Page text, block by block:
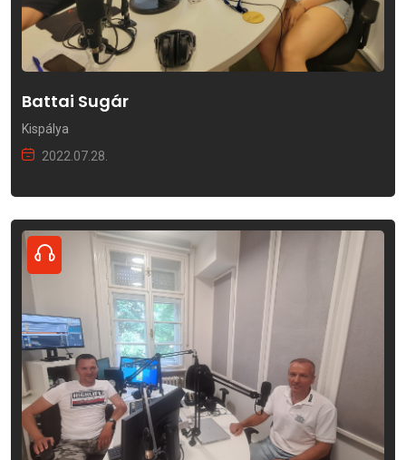
Battai Sugár
Kispálya
2022.07.28.